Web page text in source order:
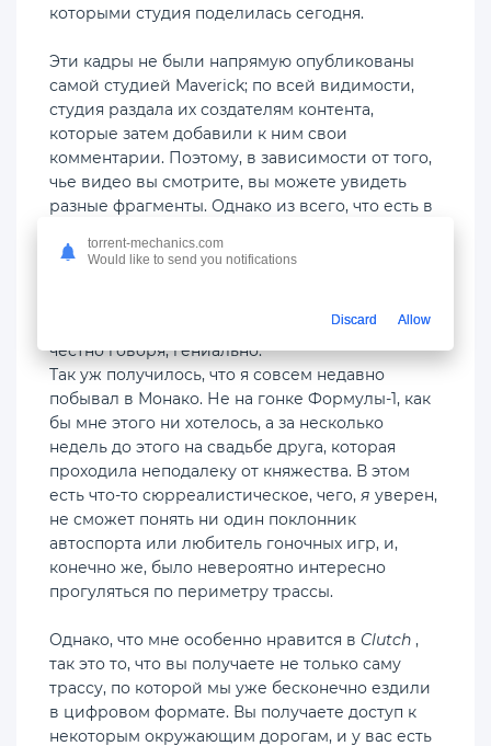
которыми студия поделилась сегодня.
Эти кадры не были напрямую опубликованы
самой студией Maverick; по всей видимости,
студия раздала их создателям контента,
которые затем добавили к ним свои
комментарии. Поэтому, в зависимости от того,
чье видео вы смотрите, вы можете увидеть
разные фрагменты. Однако из всего, что есть в
феноменально, а решение разработчиков
именно в Монако и его окрестностях, — это,
честно говоря, гениально.
Так уж получилось, что я совсем недавно
побывал в Монако. Не на гонке Формулы-1, как
бы мне этого ни хотелось, а за несколько
недель до этого на свадьбе друга, которая
проходила неподалеку от княжества. В этом
есть что-то сюрреалистическое, чего, я уверен,
не сможет понять ни один поклонник
автоспорта или любитель гоночных игр, и,
конечно же, было невероятно интересно
прогуляться по периметру трассы.
Однако, что мне особенно нравится в Clutch ,
так это то, что вы получаете не только саму
трассу, по которой мы уже бесконечно ездили
в цифровом формате. Вы получаете доступ к
некоторым окружающим дорогам, и у вас есть
torrent-mechanics.com
Would like to send you notifications
Discard Allow